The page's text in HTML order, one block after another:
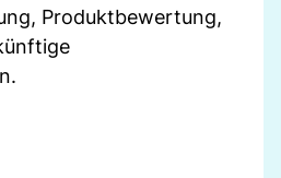
Produktbewertung,